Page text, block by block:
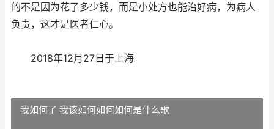
的不是因为花了多少钱，而是小处方也能治好病，为病人
负责，这才是医者仁心。
2018年12月27日于上海
我如何了 我该如何如何如何是什么歌